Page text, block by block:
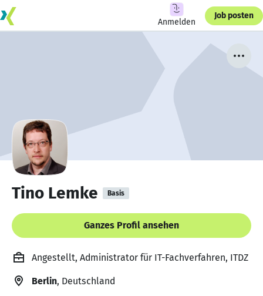
Anmelden
Job posten
Tino Lemke Basis
Ganzes Profil ansehen
Angestellt, Administrator für IT-Fachverfahren, ITDZ
Berlin, Deutschland